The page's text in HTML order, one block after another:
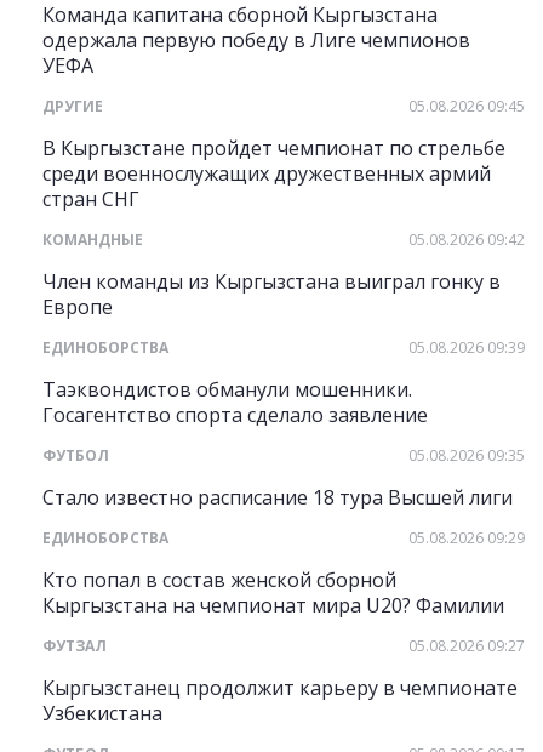
Команда капитана сборной Кыргызстана
одержала первую победу в Лиге чемпионов
УЕФА
ДРУГИЕ 05.08.2026 09:45
В Кыргызстане пройдет чемпионат по стрельбе
среди военнослужащих дружественных армий
стран СНГ
КОМАНДНЫЕ 05.08.2026 09:42
Член команды из Кыргызстана выиграл гонку в
Европе
ЕДИНОБОРСТВА 05.08.2026 09:39
Таэквондистов обманули мошенники.
Госагентство спорта сделало заявление
ФУТБОЛ 05.08.2026 09:35
Стало известно расписание 18 тура Высшей лиги
ЕДИНОБОРСТВА 05.08.2026 09:29
Кто попал в состав женской сборной
Кыргызстана на чемпионат мира U20? Фамилии
ФУТЗАЛ 05.08.2026 09:27
Кыргызстанец продолжит карьеру в чемпионате
Узбекистана